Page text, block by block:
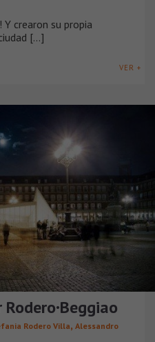
crearon su propia
[...]
VER +
Rodero Villa, Alessandro